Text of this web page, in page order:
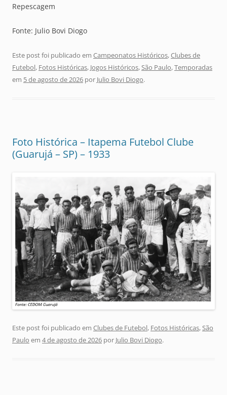
Repescagem
Fonte: Julio Bovi Diogo
Este post foi publicado em Campeonatos Históricos,Clubes de
Futebol, Fotos Históricas, Jogos Históricos,São Paulo,Temporadas
em 5 de agosto de 2026 por Julio Bovi Diogo.
Foto Histórica – Itapema Futebol Clube
(Guarujá – SP) – 1933
Este post foi publicado em Clubes de Futebol, Fotos Históricas,São
Paulo em 4 de agosto de 2026 por Julio Bovi Diogo.